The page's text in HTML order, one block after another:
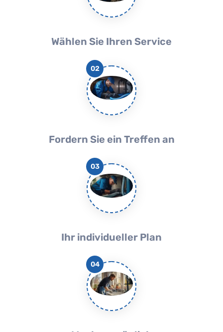
Wählen Sie Ihren Service
02
Fordern Sie ein Treffen an
03
Ihr individueller Plan
04